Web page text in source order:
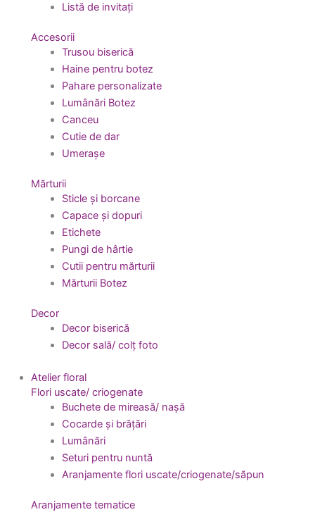
Listă de invitați
Accesorii
Trusou biserică
Haine pentru botez
Pahare personalizate
Lumânări Botez
Canceu
Cutie de dar
Umerașe
Mărturii
Sticle și borcane
Capace și dopuri
Etichete
Pungi de hârtie
Cutii pentru mărturii
Mărturii Botez
Decor
Decor biserică
Decor sală/ colț foto
Atelier floral
Flori uscate/ criogenate
Buchete de mireasă/ nașă
Cocarde și brățări
Lumânări
Seturi pentru nuntă
Aranjamente flori uscate/criogenate/săpun
Aranjamente tematice